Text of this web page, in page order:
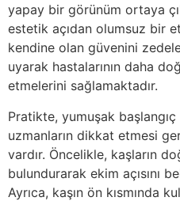
yapay bir görünüm ortaya
estetik açıdan olumsuz bir
kendine olan güvenini
uyarak hastalarının daha
etmelerini sağlamaktadır.
Pratikte, yumuşak başlangıç
uzmanların dikkat etmesi
vardır. Öncelikle, kaşların
bulundurarak ekim açısını
Ayrıca, kaşın ön kısmında